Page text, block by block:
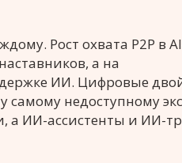
Рост охвата P2P в
а на
ИИ. Цифровые
недоступному
а ИИ-ассистенты и ИИ-